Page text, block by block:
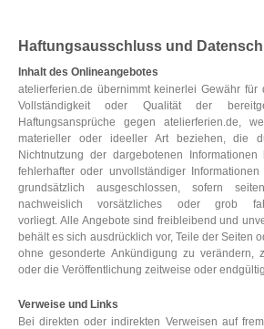
Haftungsausschluss und
Inhalt des Onlineangebotes
atelierferien.de übernimmt keinerlei Gewähr für
Vollständigkeit oder Qualität der
Haftungsansprüche gegen atelierferien.de,
materieller oder ideeller Art beziehen, die
Nichtnutzung der dargebotenen
fehlerhafter oder unvollständiger
grundsätzlich ausgeschlossen, sofern
nachweislich vorsätzliches oder grob
vorliegt. Alle Angebote sind freibleibend und
behält es sich ausdrücklich vor, Teile der Seiten
ohne gesonderte Ankündigung zu verändern,
oder die Veröffentlichung zeitweise oder
Verweise und Links
Bei direkten oder indirekten Verweisen auf